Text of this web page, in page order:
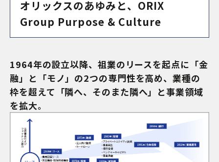
オリックスのあゆみと、ORIX
Group Purpose & Culture
1964年の設立以降、祖業のリースを起点に「金
融」と「モノ」の2つの専門性を高め、業種の
枠を超えて「隣へ、そのまた隣へ」と事業領域
を拡大。